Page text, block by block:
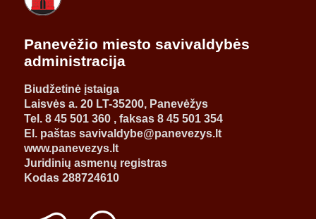
Panevėžio miesto savivaldybės
administracija
Biudžetinė įstaiga
Laisvės a. 20 LT-35200, Panevėžys
Tel. 8 45 501 360 , faksas 8 45 501 354
El. paštas savivaldybe@panevezys.lt
www.panevezys.lt
Juridinių asmenų registras
Kodas 288724610